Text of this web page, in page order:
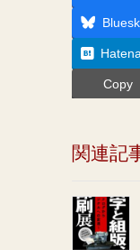
Hatena
Copy
関連記